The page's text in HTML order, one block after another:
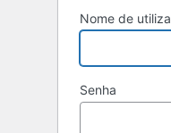
Nome de
Senha